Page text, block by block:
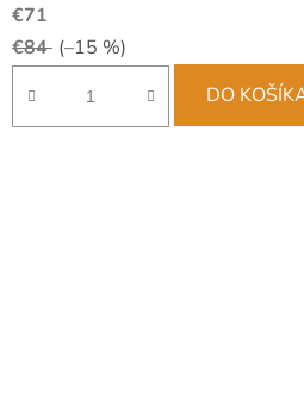
€71
€84 (–15 %)
DO